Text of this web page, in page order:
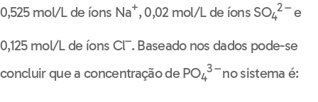
0,525 mol/L de íons Na+, 0,02 mol/L de íons SO4
2 –e
0,125 mol/L de íons Cl–. Baseado nos dados pode-se
concluir que a concentração de PO4
3 –no sistema é: